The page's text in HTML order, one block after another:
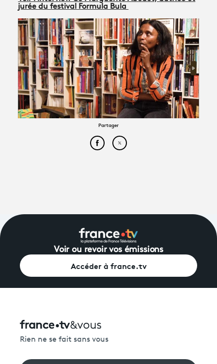
jurée du festival Formula Bula
Partager
Partager cet article sur
Partager cet article sur
Voir ou revoir vos émissions
Accéder à france.tv
Rien ne se fait sans vous